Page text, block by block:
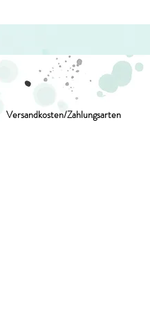
Versandkosten/Zahlungsarten